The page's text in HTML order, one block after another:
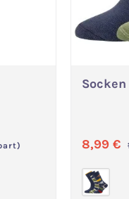
ist zurzeit nicht
8,99 €